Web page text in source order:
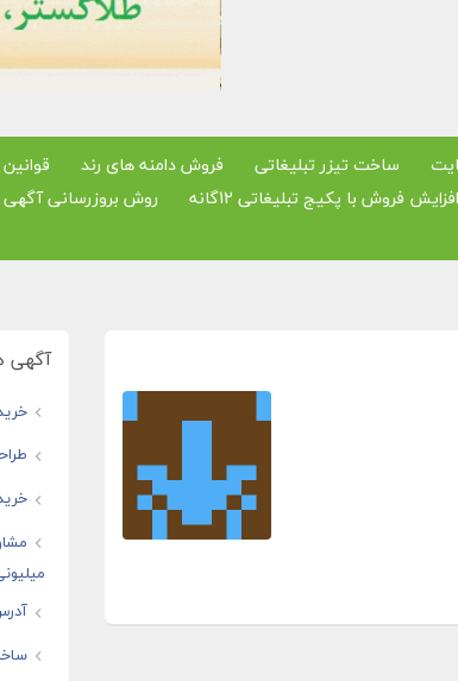
ساخت تیزر تبلیغاتی فروش دامنه های رند
افزایش فروش با پکیج تبلیغاتی 12گانه روش بروزرسانی آگهی
آگهی